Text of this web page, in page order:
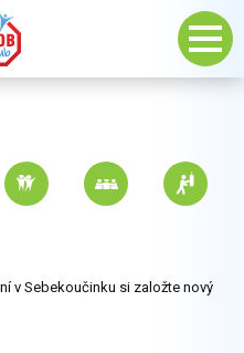
v Sebekoučinku si založte nový